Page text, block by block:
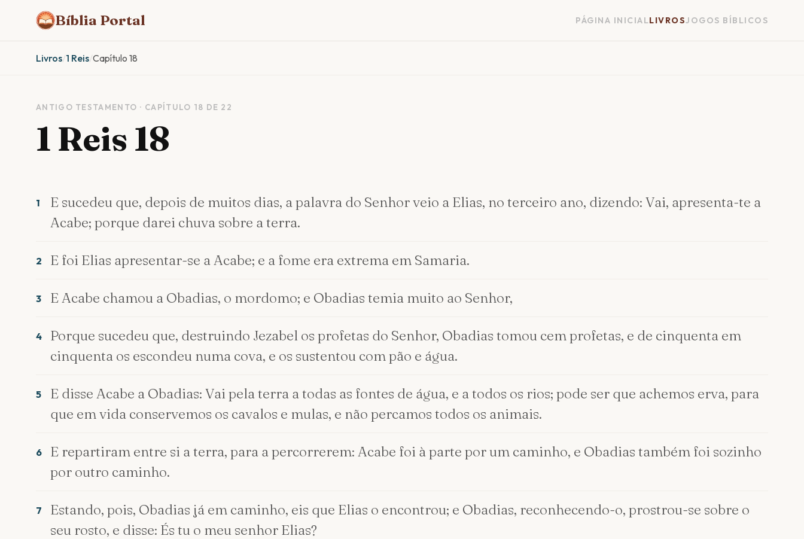
Bíblia Portal PÁGINA INICIALLIVROSJOGOS BÍBLICOS
Livros/1 Reis/Capítulo 18
ANTIGO TESTAMENTO · CAPÍTULO 18 DE 22
1 Reis 18
1
E sucedeu que, depois de muitos dias, a palavra do Senhor veio a Elias, no terceiro ano, dizendo: Vai, apresenta-te a
Acabe; porque darei chuva sobre a terra.
2 E foi Elias apresentar-se a Acabe; e a fome era extrema em Samaria.
3 E Acabe chamou a Obadias, o mordomo; e Obadias temia muito ao Senhor,
4
Porque sucedeu que, destruindo Jezabel os profetas do Senhor, Obadias tomou cem profetas, e de cinquenta em
cinquenta os escondeu numa cova, e os sustentou com pão e água.
5
E disse Acabe a Obadias: Vai pela terra a todas as fontes de água, e a todos os rios; pode ser que achemos erva, para
que em vida conservemos os cavalos e mulas, e não percamos todos os animais.
6
E repartiram entre si a terra, para a percorrerem: Acabe foi à parte por um caminho, e Obadias também foi sozinho
por outro caminho.
7
Estando, pois, Obadias já em caminho, eis que Elias o encontrou; e Obadias, reconhecendo-o, prostrou-se sobre o
seu rosto, e disse: És tu o meu senhor Elias?